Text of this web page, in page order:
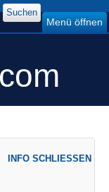
Suchen
Menü öffnen
INFO SCHLIESSEN